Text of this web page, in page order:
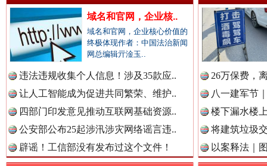
中国农业新闻网.
中国视频新闻网.
中国廉政法纪网.
雄关漫道展新颜
域名和官网，企业核..
域名和官网，企业核心价值的
终极体现作者：中国法治新闻
网总编辑亓淦玉..
违法违规收集个人信息！涉及35款应..
让人工智能成为促进共同繁荣、维护..
四部门印发意见推动互联网基础资源..
公安部公布25起涉汛涉灾网络谣言违..
辟谣！工信部没有发布过这个文件！
26万保费，
八一建军节
楼下漏水楼
将建筑垃圾
以案释法｜